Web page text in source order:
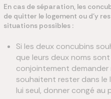
En cas de séparation, les
de quitter le logement ou d'y
situations possibles :
Si les deux concubins
que leurs deux noms
conjointement demander
souhaitent rester dans le
lui seul, donner congé au